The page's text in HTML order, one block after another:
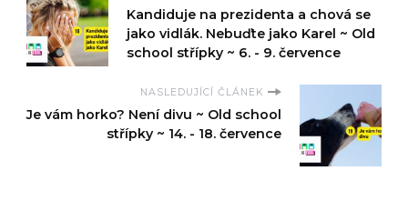
Kandiduje na prezidenta a chová se
jako vidlák. Nebuďte jako Karel ~ Old
school střípky ~ 6. - 9. července
NASLEDUJÍCÍ ČLÁNEK
Je vám horko? Není divu ~ Old school
střípky ~ 14. - 18. července